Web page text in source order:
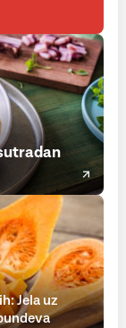
Jela uz